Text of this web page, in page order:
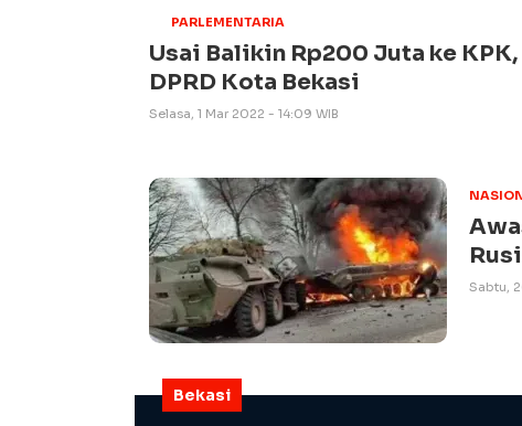
PARLEMENTARIA
Usai Balikin Rp200 Juta ke
DPRD Kota Bekasi
Selasa, 1 Mar 2022 - 14:09 WIB
Sabtu,
Bekasi